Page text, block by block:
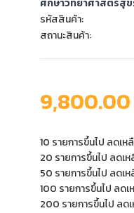
ศึกษาวิทยาศาสตร์สุ
รหัสสินค้า:
สถานะสินค้า:
9,800.00
10 รายการขึ้นไป ลดเ
20 รายการขึ้นไป ลดเ
50 รายการขึ้นไป ลดเ
100 รายการขึ้นไป ลด
200 รายการขึ้นไป ล